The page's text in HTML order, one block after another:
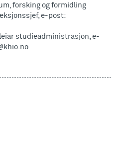
forsking og formidling
e-post:
studieadministrasjon, e-